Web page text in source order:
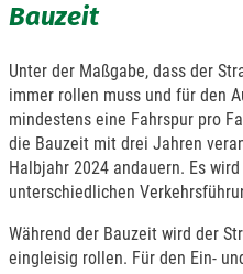
Bauzeit
Unter der Maßgabe, dass der
immer rollen muss und für den
mindestens eine Fahrspur pro
die Bauzeit mit drei Jahren
Halbjahr 2024 andauern. Es
unterschiedlichen
Während der Bauzeit wird der
eingleisig rollen. Für den Ein-